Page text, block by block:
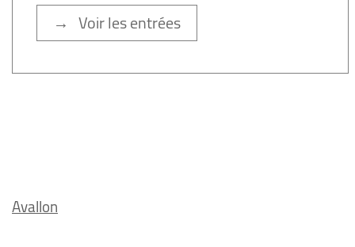
→ Voir les entrées
Avallon